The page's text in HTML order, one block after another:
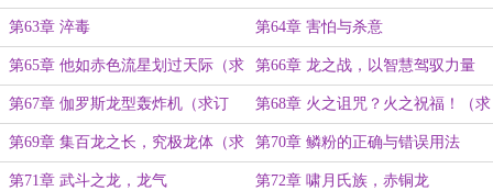
第63章 淬毒 第64章 害怕与杀意
第65章 他如赤色流星划过天际（求
订阅！）
第66章 龙之战，以智慧驾驭力量
（求订阅！）
第67章 伽罗斯龙型轰炸机（求订
阅）
第68章 火之诅咒？火之祝福！（求
订阅）
第69章 集百龙之长，究极龙体（求
订阅）
第70章 鳞粉的正确与错误用法
第71章 武斗之龙，龙气 第72章 啸月氏族，赤铜龙